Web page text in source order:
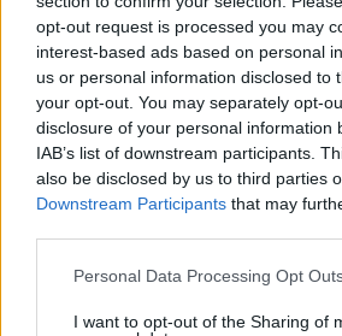
opt-out request is processed you may
interest-based ads based on personal
us or personal information disclosed to
your opt-out. You may separately opt-
disclosure of your personal information
IAB’s list of downstream participants.
also be disclosed by us to third parties
Downstream Participants that may
Please note that this website/app uses
not limited to your visit or usage
Personal Data Processing Opt
I want to opt-out of the Sharing of
ΡΟΗ ΕΙΔΗΣΕΩΝ
Ειδήσεις Δημοφιλή
Λένα Παπαληγούρα για τον σύζυγό
φανταστεί με έναν άνθρωπο τόσα
πολύ καλύτερος απ’ ό,τι περίμενα
πριν 16 λεπτά
Τι θα συμβεί αν πίνουμε ένα
εβδομάδες